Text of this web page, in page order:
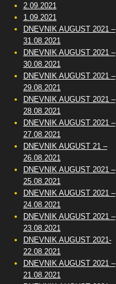
2.09.2021
1.09.2021
DNEVNIK AUGUST 2021 –
31.08.2021
DNEVNIK AUGUST 2021 –
30.08.2021
DNEVNIK AUGUST 2021 –
29.08.2021
DNEVNIK AUGUST 2021 –
28.08.2021
DNEVNIK AUGUST 2021 –
27.08.2021
DNEVNIK AUGUST 21 –
26.08.2021
DNEVNIK AUGUST 2021 –
25.08.2021
DNEVNIK AUGUST 2021 –
24.08.2021
DNEVNIK AUGUST 2021 –
23.08.2021
DNEVNIK AUGUST 2021-
22.08.2021
DNEVNIK AUGUST 2021 –
21.08.2021